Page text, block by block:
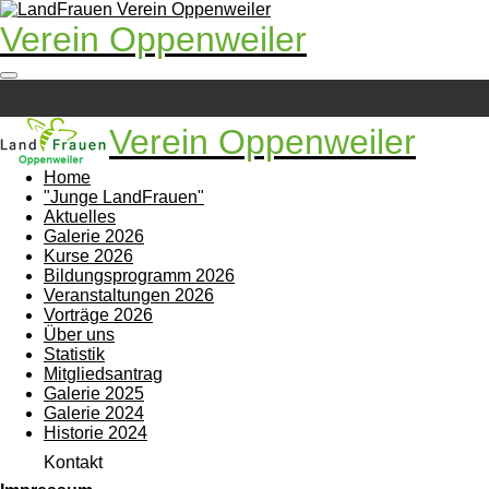
Zum
Hauptinhalt
springen
Verein Oppenweiler
Verein Oppenweiler
Home
"Junge LandFrauen"
Aktuelles
Galerie 2026
Kurse 2026
Bildungsprogramm 2026
Veranstaltungen 2026
Vorträge 2026
Über uns
Statistik
Mitgliedsantrag
Galerie 2025
Galerie 2024
Historie 2024
Kontakt